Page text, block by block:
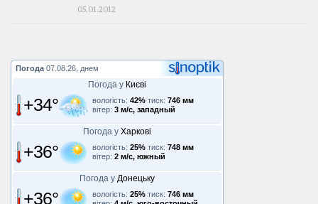
05.01.2012
Погода 07.08.26, днем
Погода у Києві
+34° вологість: 42% тиск: 746 мм
вітер: 3 м/с, западный
Погода у Харкові
+36° вологість: 25% тиск: 748 мм
вітер: 2 м/с, южный
Погода у Донецьку
+36° вологість: 25% тиск: 746 мм